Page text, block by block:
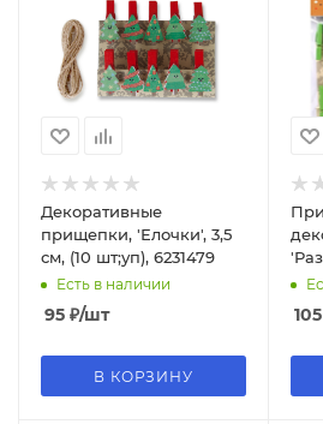
Декоративные
прищепки, 'Елочки', 3,5
см, (10 шт;уп), 6231479
Есть в наличии
95 ₽/шт
В КОРЗИНУ
105